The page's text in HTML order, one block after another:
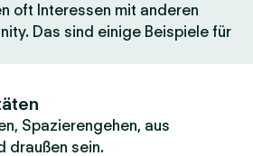
oft Interessen mit anderen
Das sind einige Beispiele für
Spazierengehen, aus
draußen sein.